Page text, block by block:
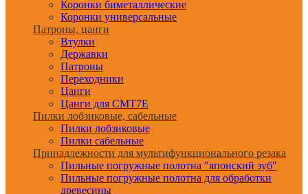
Коронки биметаллические
Коронки универсальные
Патроны, цанги
Втулки
Державки
Патроны
Переходники
Цанги
Цанги для CMT7E
Пилки лобзиковые, сабельные
Пилки лобзиковые
Пилки сабельные
Принадлежности для мультифункционального резака
Пильные погружные полотна "японский зуб"
Пильные погружные полотна для обработки
древесины